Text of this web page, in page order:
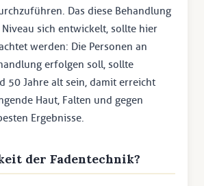
Das diese Behandlung
sich entwickelt, sollte hier
werden: Die Personen an
erfolgen soll, sollte
50 Jahre alt sein, damit erreicht
Haut, Falten und gegen
Ergebnisse.
der Fadentechnik?